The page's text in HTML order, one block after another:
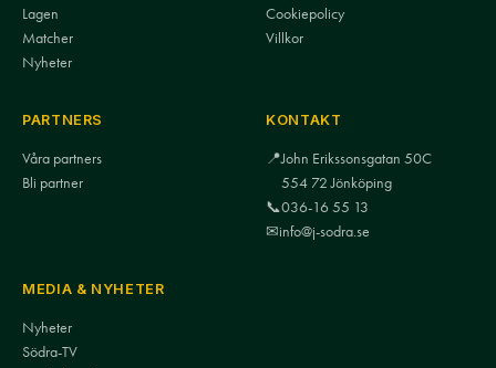
Lagen
Matcher
Nyheter
Cookiepolicy
Villkor
PARTNERS
Våra partners
Bli partner
KONTAKT
📍John Erikssonsgatan 50C
554 72 Jönköping
📞036-16 55 13
✉info@j-sodra.se
MEDIA & NYHETER
Nyheter
Södra-TV